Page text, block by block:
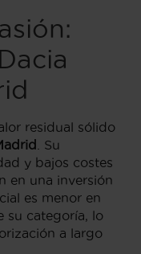
residual sólido
. Su
y bajos costes
en una inversión
es menor en
su categoría, lo
a largo